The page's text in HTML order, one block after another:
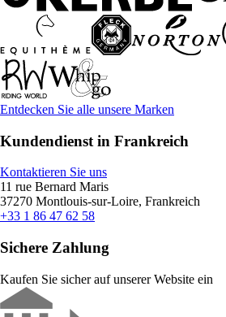
Entdecken Sie alle unsere Marken
Kundendienst in Frankreich
Kontaktieren Sie uns
11 rue Bernard Maris
37270 Montlouis-sur-Loire, Frankreich
+33 1 86 47 62 58
Sichere Zahlung
Kaufen Sie sicher auf unserer Website ein